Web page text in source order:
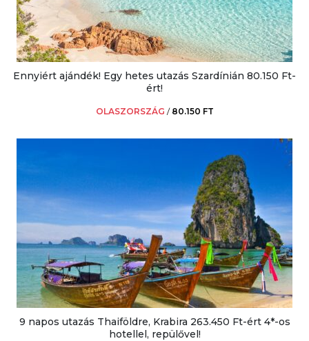
Ennyiért ajándék! Egy hetes utazás Szardínián 80.150 Ft-
ért!
OLASZORSZÁG / 80.150 FT
9 napos utazás Thaiföldre, Krabira 263.450 Ft-ért 4*-os
hotellel, repülővel!